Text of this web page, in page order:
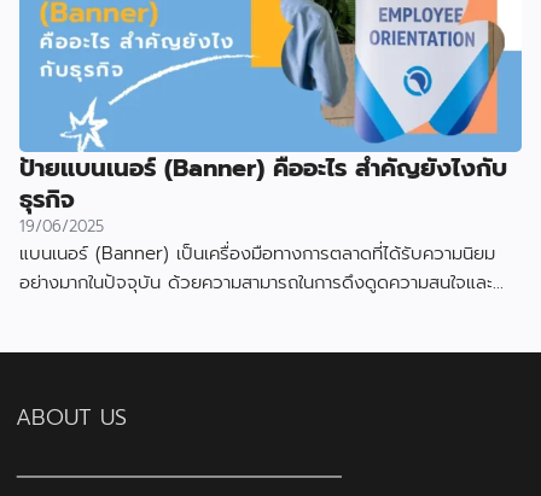
ป้ายแบนเนอร์ (Banner) คืออะไร สำคัญยังไงกับ
ธุรกิจ
19/06/2025
แบนเนอร์ (Banner) เป็นเครื่องมือทางการตลาดที่ได้รับความนิยม
อย่างมากในปัจจุบัน ด้วยความสามารถในการดึงดูดความสนใจและ
ABOUT US